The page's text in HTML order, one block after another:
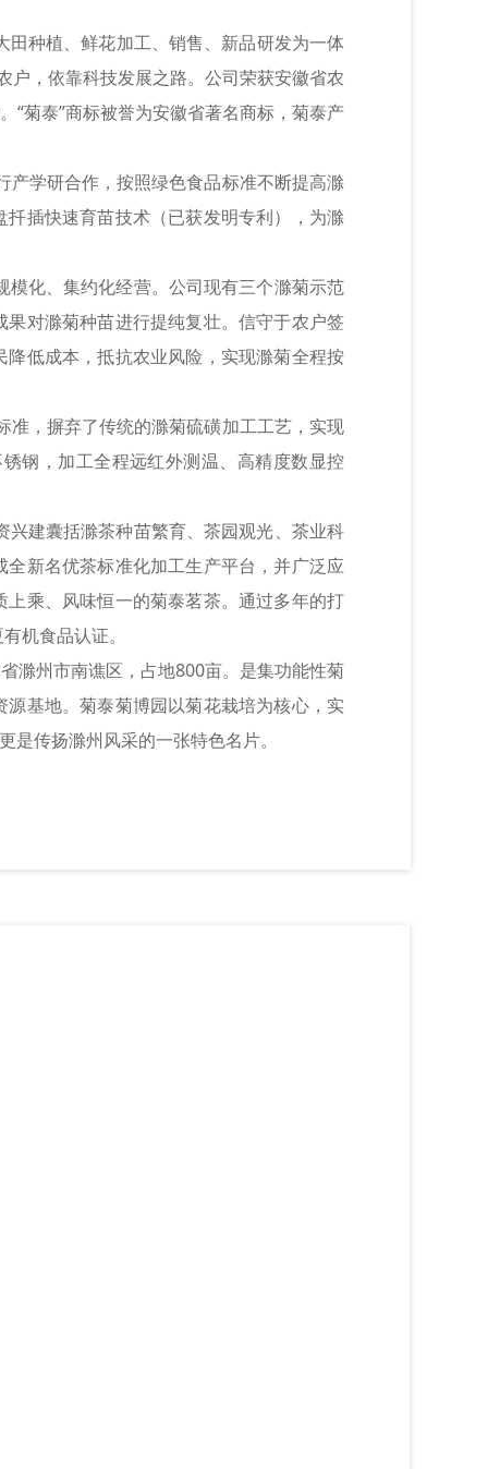
种植、鲜花加工、销售、新品研发为一体
户，依靠科技发展之路。公司荣获安徽省农
“菊泰”商标被誉为安徽省著名商标，菊泰产
学研合作，按照绿色食品标准不断提高滁
插快速育苗技术（已获发明专利），为滁
化、集约化经营。公司现有三个滁菊示范
对滁菊种苗进行提纯复壮。信守于农户签
低成本，抵抗农业风险，实现滁菊全程按
，摒弃了传统的滁菊硫磺加工工艺，实现
钢，加工全程远红外测温、高精度数显控
建囊括滁茶种苗繁育、茶园观光、茶业科
新名优茶标准化加工生产平台，并广泛应
乘、风味恒一的菊泰茗茶。通过多年的打
机食品认证。
州市南谯区，占地800亩。是集功能性菊
基地。菊泰菊博园以菊花栽培为核心，实
传扬滁州风采的一张特色名片。